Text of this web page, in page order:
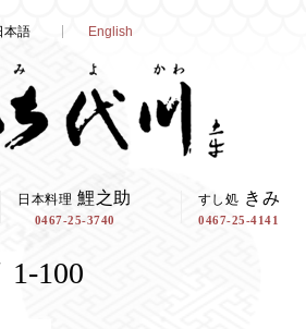
English
本語
日本料理 鯉之助
0467-25-3740
すし処 きみ
0467-25-4141
100